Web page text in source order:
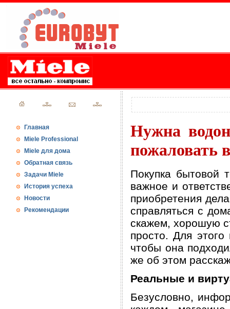
Главная
Miele Professional
Miele для дома
Обратная связь
Задачи Miele
История успеха
Новости
Рекомендации
Нужна
пожаловать
Покупка бытовой
важное и
приобретения
справляться с
скажем, хорошую
просто. Для
чтобы она
же об этом
Реальные и
Безусловно,